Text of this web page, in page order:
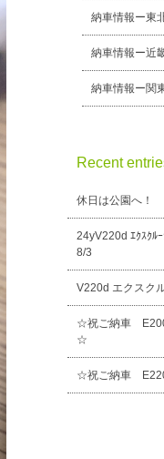
納車情報ー東
納車情報ー近
納車情報ー関
Recent
休日は公園へ！
24yV220d ｴｸｽｸﾙ
8/3
V220d エクスク
☆祝ご納車 E200
☆
☆祝ご納車